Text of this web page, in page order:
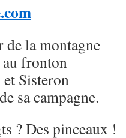
de la montagne
fronton
Sisteron
sa campagne.
? Des pinceaux !